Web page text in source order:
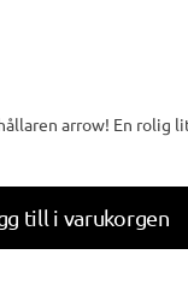
arrow! En rolig
till i varukorgen